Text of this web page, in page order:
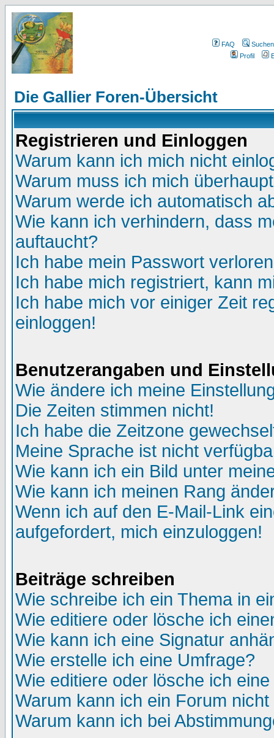
FAQ
Suchen
Profil
Die Gallier Foren-Übersicht
Registrieren und Einloggen
Warum kann ich mich nicht
Warum muss ich mich
Warum werde ich automatisch
Wie kann ich verhindern, dass
auftaucht?
Ich habe mein Passwort
Ich habe mich registriert, kann
Ich habe mich vor einiger Zeit
einloggen!
Benutzerangaben und
Wie ändere ich meine
Die Zeiten stimmen nicht!
Ich habe die Zeitzone
Meine Sprache ist nicht
Wie kann ich ein Bild unter
Wie kann ich meinen Rang
Wenn ich auf den E-Mail-Link
aufgefordert, mich einzuloggen!
Beiträge schreiben
Wie schreibe ich ein Thema in
Wie editiere oder lösche ich
Wie kann ich eine Signatur
Wie erstelle ich eine Umfrage?
Wie editiere oder lösche ich
Warum kann ich ein Forum
Warum kann ich bei